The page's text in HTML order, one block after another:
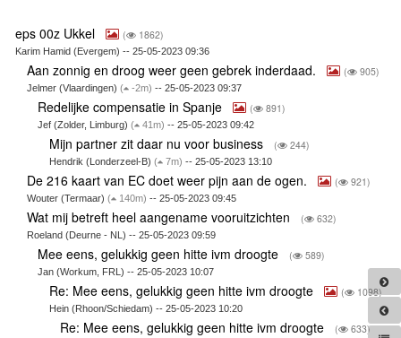
eps 00z Ukkel ( 1862)
Karim Hamid (Evergem) -- 25-05-2023 09:36
Aan zonnig en droog weer geen gebrek inderdaad. ( 905)
Jelmer (Vlaardingen) ( -2m) -- 25-05-2023 09:37
Redelijke compensatie in Spanje ( 891)
Jef (Zolder, Limburg)( 41m) -- 25-05-2023 09:42
Mijn partner zit daar nu voor business ( 244)
Hendrik (Londerzeel-B) ( 7m) -- 25-05-2023 13:10
De 216 kaart van EC doet weer pijn aan de ogen. ( 921)
Wouter (Termaar) ( 140m) -- 25-05-2023 09:45
Wat mij betreft heel aangename vooruitzichten ( 632)
Roeland (Deurne - NL) -- 25-05-2023 09:59
Mee eens, gelukkig geen hitte ivm droogte ( 589)
Jan (Workum, FRL) -- 25-05-2023 10:07
Re: Mee eens, gelukkig geen hitte ivm droogte ( 1098)
Hein (Rhoon/Schiedam) -- 25-05-2023 10:20
Re: Mee eens, gelukkig geen hitte ivm droogte ( 633)